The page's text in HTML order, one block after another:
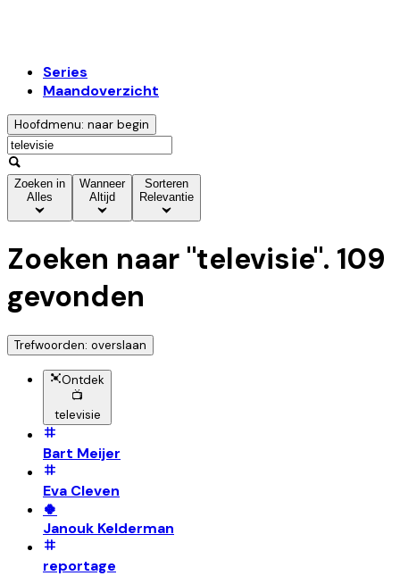
Series
Maandoverzicht
Hoofdmenu: naar begin
Zoeken in
Alles
Wanneer
Altijd
Sorteren
Relevantie
Zoeken naar "televisie". 109
gevonden
Trefwoorden: overslaan
Ontdek
📺
televisie
Bart Meijer
Eva Cleven
🍀
Janouk Kelderman
reportage